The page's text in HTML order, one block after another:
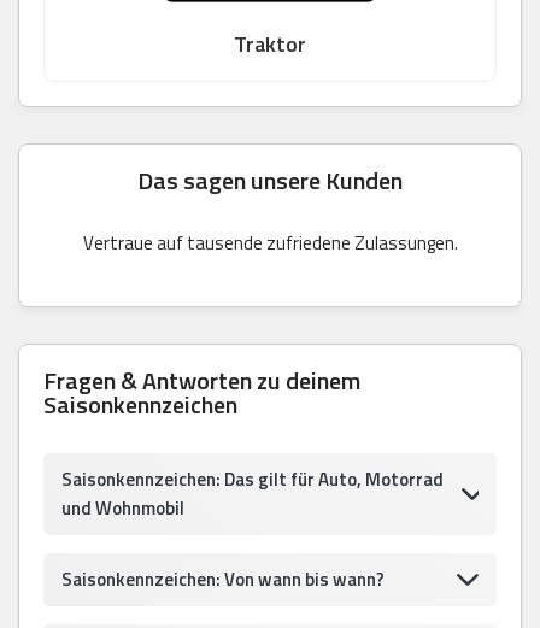
Traktor
Das sagen unsere Kunden
Vertraue auf tausende zufriedene Zulassungen.
Fragen & Antworten zu deinem
Saisonkennzeichen
Saisonkennzeichen: Das gilt für Auto, Motorrad
und Wohnmobil
Saisonkennzeichen: Von wann bis wann?